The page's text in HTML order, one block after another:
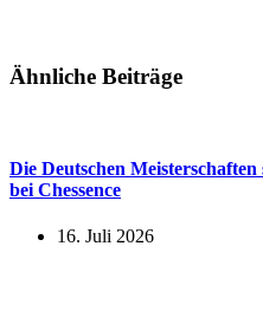
Ähnliche Beiträge
Die Deutschen
bei Chessence
16. Juli 2026